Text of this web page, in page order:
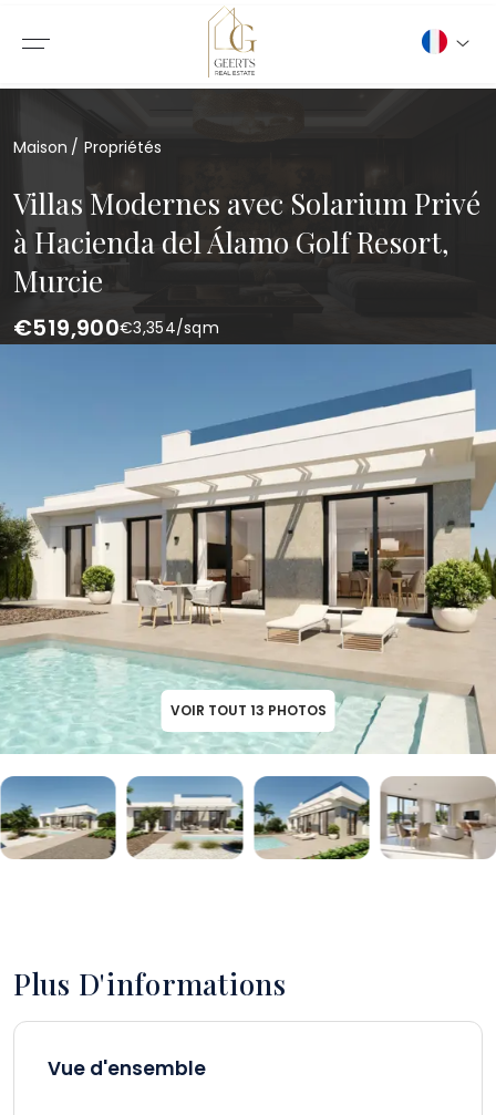
Maison Propriétés
Villas Modernes avec Solarium Privé
à Hacienda del Álamo Golf Resort,
Murcie
€519,900€3,354/sqm
VOIR TOUT 13 PHOTOS
Plus D'informations
Vue d'ensemble